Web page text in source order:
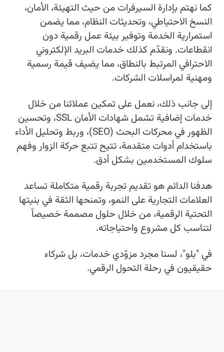
كما نهتم بإدارة السيرفرات من حيث التهيئة، الأمان،
النسخ الاحتياطي، وتحديثات النظام، مما يضمن
استمرارية الخدمة وتوفير بيئة عمل رقمية دون
انقطاعات. ونقدّم كذلك خدمات البريد الإلكتروني
الاحترافي المرتبط بالنطاق، مما يضيف قيمة رسمية
ومهنية لمراسلات الشركات.
إلى جانب ذلك، نعمل على تمكين عملائنا من خلال
خدمات إضافية تشمل شهادات الأمان SSL، وتحسين
الظهور في محركات البحث (SEO)، وربط وتحليل الأداء
باستخدام أدوات متقدمة، تتيح تتبع حركة الزوار وفهم
سلوك المستخدمين بشكل أدق.
هدفنا الدائم هو تقديم تجربة رقمية متكاملة تساعد
العلامات التجارية على النمو، وتمنحها الثقة في بنيتها
التحتية الرقمية، من خلال حلول مصممة خصيصاً
لتناسب كل مشروع واحتياجاته.
في "بلو"، لسنا مجرد مزوّدي خدمات، بل شركاء
حقيقيون في رحلة التحول الرقمي.